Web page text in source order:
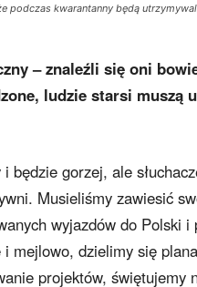
podczas kwarantanny będą
– znaleźli się oni
ludzie starsi muszą
będzie gorzej, ale
Musieliśmy zawiesić
wyjazdów do Polski
mejlowo, dzielimy się
projektów, świętujemy